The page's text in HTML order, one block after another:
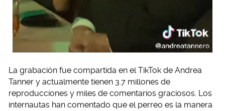
La grabación fue compartida en el TikTok de Andrea
Tanner y actualmente tienen 3.7 millones de
reproducciones y miles de comentarios graciosos. Los
internautas han comentado que el perreo es la manera